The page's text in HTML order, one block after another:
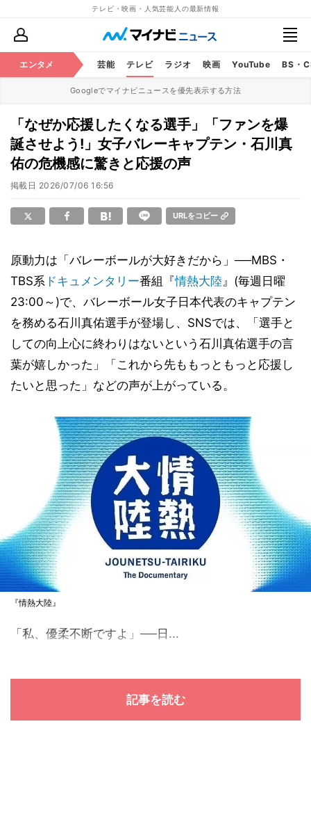
テレビ・映画・人気芸能人の最新情報
エンタメ 芸能 テレビ ラジオ 映画 YouTube BS・
Googleでマイナビニュースを優先表示する方法
「なぜか応援したくなる選手」「ファンを爆
誕させよう!」女子バレーキャプテン・石川真
佑の危機感に驚きと応援の声
掲載日 2026/07/06 16:56
URLをコピー
原動力は「バレーボールが大好きだから」──MBS・
TBS系 ドキュメンタリー番組『情熱大陸』(毎週日曜
23:00～)で、バレーボール女子日本代表のキャプテン
を務める石川真佑選手が登場し、SNSでは、「選手と
しての向上心に終わりはないという石川真佑選手の言
葉が嬉しかった」「これから先ももっともっと応援し
たいと思った」などの声が上がっている。
『情熱大陸』
「私、優柔不断ですよ」──日...
記事を読む